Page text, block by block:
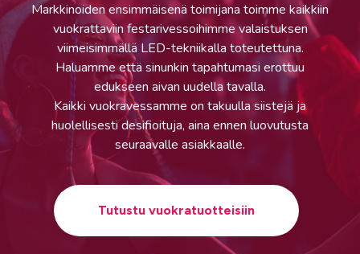
Markkinoiden ensimmäisenä toimijana toimme kaikkiin
vuokrattaviin festarivessoihimme valaistuksen
viimeisimmällä LED-tekniikalla toteutettuna.
Haluamme että sinunkin tapahtumasi erottuu
edukseen aivan uudella tavalla.
Kaikki vuokravessamme on takuulla siistejä ja
huolellisesti desifioituja, aina ennen luovutusta
seuraavalle asiakkaalle.
Tutustu vuokratuotteisiin